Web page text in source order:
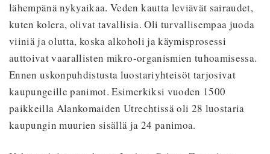
lähempänä nykyaikaa. Veden kautta leviävät sairaudet,
kuten kolera, olivat tavallisia. Oli turvallisempaa juoda
viiniä ja olutta, koska alkoholi ja käymisprosessi
auttoivat vaarallisten mikro-organismien tuhoamisessa.
Ennen uskonpuhdistusta luostariyhteisöt tarjosivat
kaupungeille panimot. Esimerkiksi vuoden 1500
paikkeilla Alankomaiden Utrechtissä oli 28 luostaria
kaupungin muurien sisällä ja 24 panimoa.